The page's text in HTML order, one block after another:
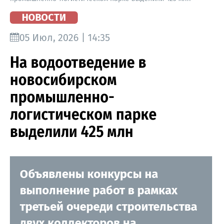
НОВОСТИ
05 Июл, 2026 | 14:35
На водоотведение в
новосибирском
промышленно-
логистическом парке
выделили 425 млн
Объявлены конкурсы на
выполнение работ в рамках
третьей очереди строительства